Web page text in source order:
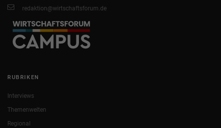
redaktion@wirtschaftsforum.de
RUBRIKEN
Interviews
Themenwelten
Regional